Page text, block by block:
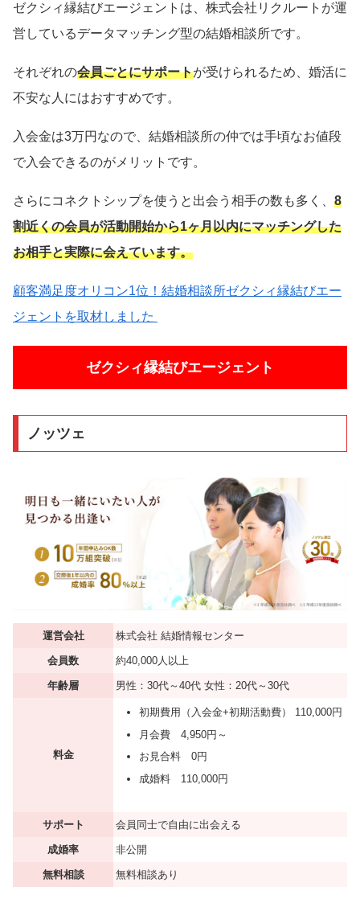
ゼクシィ縁結びエージェントは、株式会社リクルートが運
営しているデータマッチング型の結婚相談所です。
それぞれの会員ごとにサポートが受けられるため、婚活に
不安な人にはおすすめです。
入会金は3万円なので、結婚相談所の仲では手頃なお値段
で入会できるのがメリットです。
さらにコネクトシップを使うと出会う相手の数も多く、 8
割近くの会員が活動開始から1ヶ月以内にマッチングした
お相手と実際に会えています。
顧客満足度オリコン1位！結婚相談所ゼクシィ縁結びエー
ジェントを取材しました
ゼクシィ縁結びエージェント
ノッツェ
運営会社 株式会社 結婚情報センター
会員数 約40,000人以上
年齢層 男性：30代～40代 女性：20代～30代
料金
初期費用（入会金+初期活動費） 110,000円
月会費 4,950円～
お見合料 0円
成婚料 110,000円
サポート 会員同士で自由に出会える
成婚率 非公開
無料相談 無料相談あり